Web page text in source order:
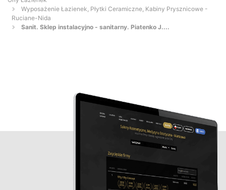
Wyposażenie Łazienek, Płytki Ceramiczne, Kabiny Prysznicowe -
Ruciane-Nida
Sanit. Sklep instalacyjno - sanitarny. Piatenko J....